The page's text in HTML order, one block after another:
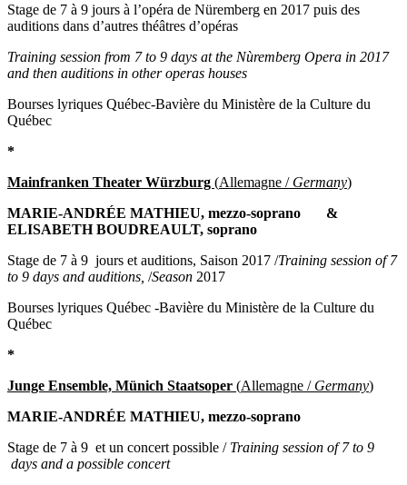
Stage de 7 à 9 jours à l’opéra de Nüremberg en 2017 puis des
auditions dans d’autres théâtres d’opéras
Training session from 7 to 9 days at the Nùremberg Opera in 2017
and then auditions in other operas houses
Bourses lyriques Québec-Bavière du Ministère de la Culture du
Québec
*
Mainfranken Theater Würzburg (Allemagne / Germany)
MARIE-ANDRÉE MATHIEU, mezzo-soprano &
ELISABETH BOUDREAULT, soprano
Stage de 7 à 9 jours et auditions, Saison 2017 /Training session of 7
to 9 days and auditions, /Season 2017
Bourses lyriques Québec -Bavière du Ministère de la Culture du
Québec
*
Junge Ensemble, Münich Staatsoper (Allemagne / Germany)
MARIE-ANDRÉE MATHIEU, mezzo-soprano
Stage de 7 à 9 et un concert possible / Training session of 7 to 9
days and a possible concert